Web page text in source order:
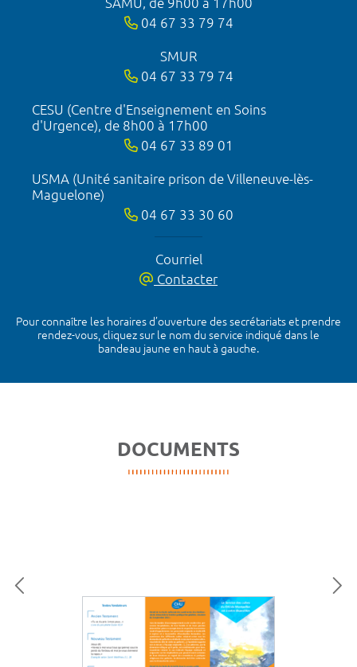
04 67 33 79 74
SMUR
04 67 33 79 74
CESU (Centre d'Enseignement en Soins
d'Urgence), de 8h00 à 17h00
04 67 33 89 01
USMA (Unité sanitaire prison de Villeneuve-lès-
Maguelone)
04 67 33 30 60
Courriel
Contacter
Pour connaître les horaires d’ouverture des secrétariats et prendre
rendez-vous, cliquez sur le nom du service indiqué dans le
bandeau jaune en haut à gauche.
DOCUMENTS